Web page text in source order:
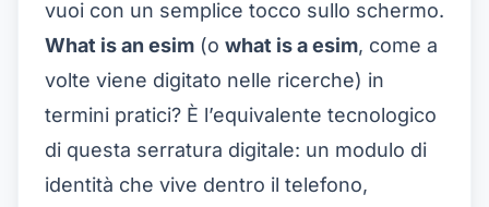
vuoi con un semplice tocco sullo schermo.
What is an esim (o what is a esim, come a
volte viene digitato nelle ricerche) in
termini pratici? È l’equivalente tecnologico
di questa serratura digitale: un modulo di
identità che vive dentro il telefono,